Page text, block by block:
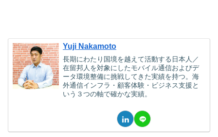
Yuji Nakamoto
長期にわたり国境を越えて活動する日本人／
在留邦人を対象にしたモバイル通信およびデ
ータ環境整備に挑戦してきた実績を持つ。海
外通信インフラ・顧客体験・ビジネス支援と
いう３つの軸で確かな実績。